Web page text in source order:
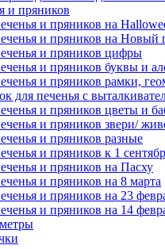
и пряников
и пряников на
и пряников на Новый
и пряников цифры
и пряников буквы и
и пряников рамки,
для печенья с
и пряников цветы и
и пряников звери/
и пряников разные
и пряников к 1
и пряников на Пасху
и пряников на 8 марта
и пряников на 23
и пряников на 14